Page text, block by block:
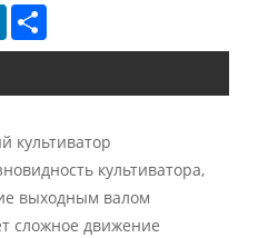
LinkedIn
культиватор
культиватора,
выходным валом
сложное движение